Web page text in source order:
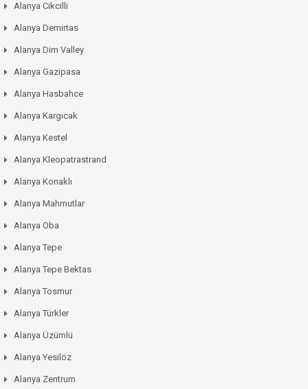
Alanya Cikcilli
Alanya Demirtas
Alanya Dim Valley
Alanya Gazipasa
Alanya Hasbahce
Alanya Kargıcak
Alanya Kestel
Alanya Kleopatrastrand
Alanya Konaklı
Alanya Mahmutlar
Alanya Oba
Alanya Tepe
Alanya Tepe Bektas
Alanya Tosmur
Alanya Türkler
Alanya Üzümlü
Alanya Yesilöz
Alanya Zentrum